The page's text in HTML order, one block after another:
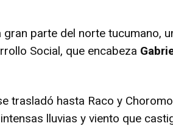
parte del norte tucumano,
Social, que encabeza
trasladó hasta Raco y
lluvias y viento que